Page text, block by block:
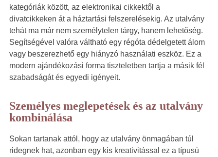
kategóriák között, az elektronikai cikkektől a
divatcikkeken át a háztartási felszerelésekig. Az utalvány
tehát ma már nem személytelen tárgy, hanem lehetőség.
Segítségével valóra váltható egy régóta dédelgetett álom
vagy beszerezhető egy hiányzó használati eszköz. Ez a
modern ajándékozási forma tiszteletben tartja a másik fél
szabadságát és egyedi igényeit.
Személyes meglepetések és az utalvány
kombinálása
Sokan tartanak attól, hogy az utalvány önmagában túl
ridegnek hat, azonban egy kis kreativitással ez a típusú